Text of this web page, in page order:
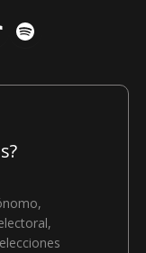
Spotify